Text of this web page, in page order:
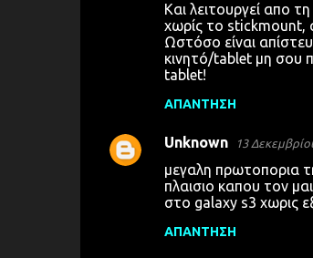
Και λειτουργεί απο
χωρίς το stickmount,
Ωστόσο είναι
κινητό/tablet μη σου
tablet!
ΑΠΆΝΤΗΣΗ
Unknown 13
μεγαλη πρωτοπορια
πλαισιο καπου τον
στο galaxy s3 χωρις
ΑΠΆΝΤΗΣΗ